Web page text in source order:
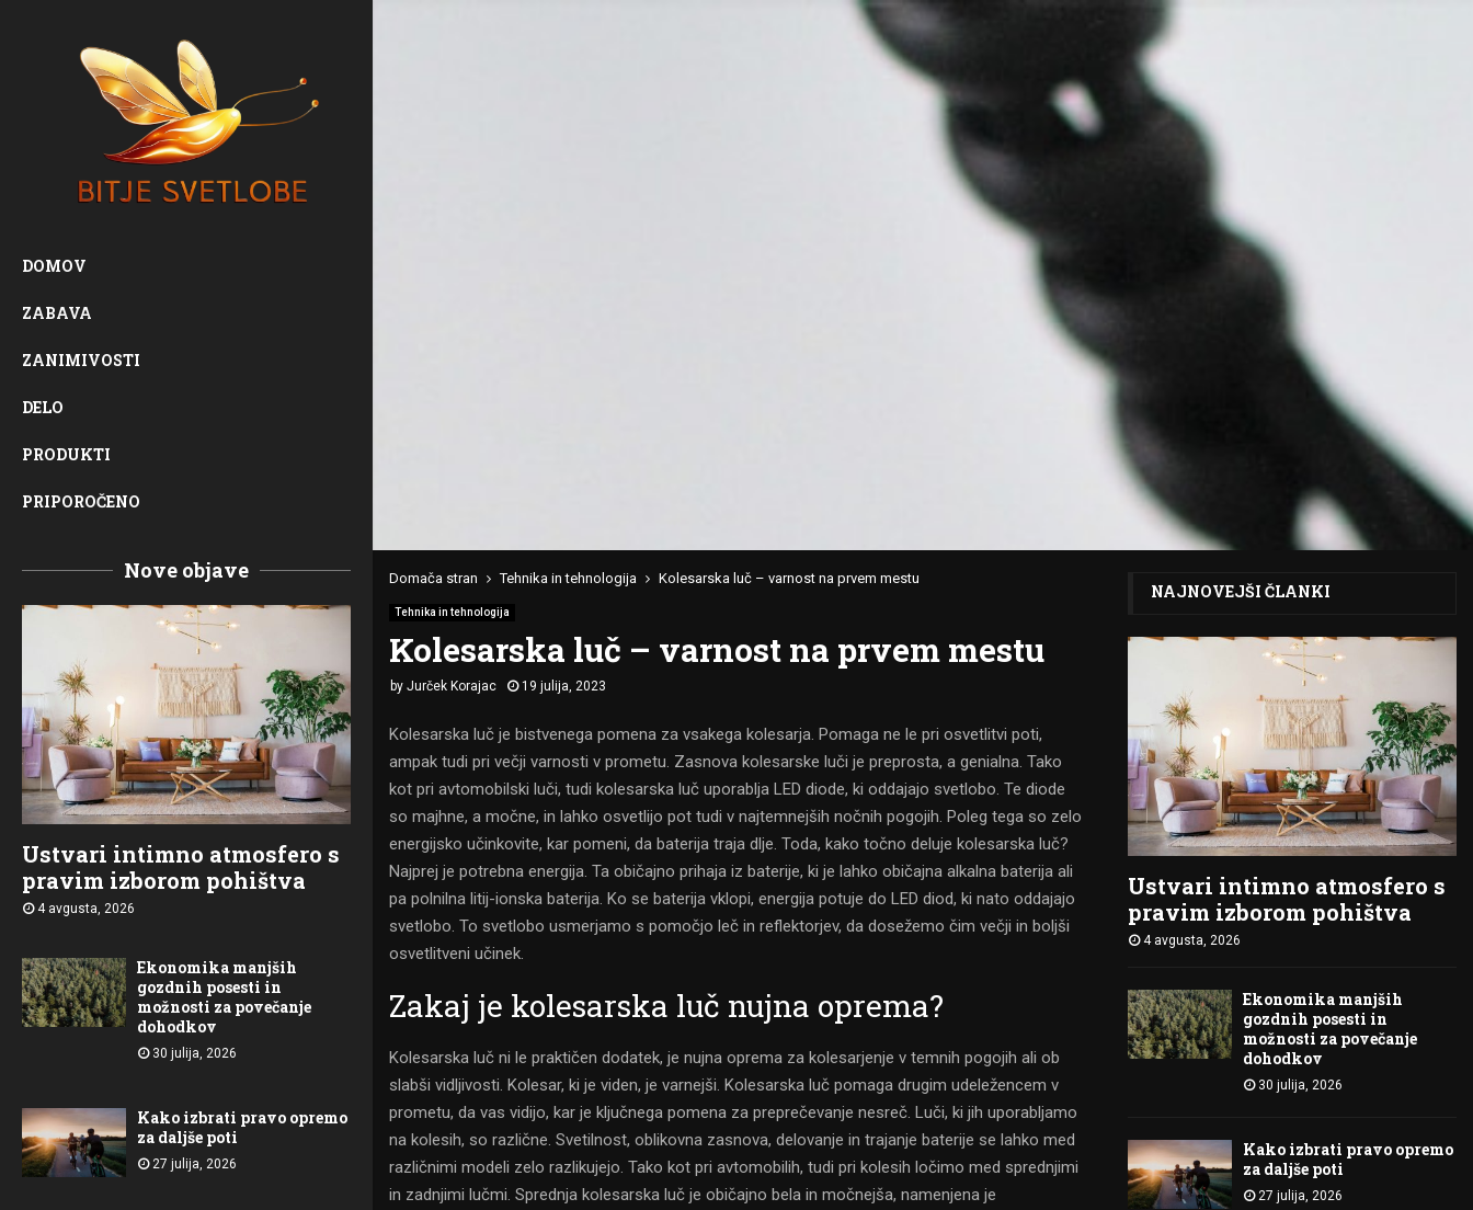
DOMOV
ZABAVA
ZANIMIVOSTI
DELO
PRODUKTI
PRIPOROČENO
Nove objave
Ustvari intimno atmosfero s
pravim izborom pohištva
4 avgusta, 2026
Ekonomika manjših
gozdnih posesti in
možnosti za povečanje
dohodkov
30 julija, 2026
Kako izbrati pravo opremo
za daljše poti
27 julija, 2026
Domača stran Tehnika in tehnologija Kolesarska luč – varnost na prvem mestu
Tehnika in tehnologija
Kolesarska luč – varnost na prvem mestu
by Jurček Korajac 19 julija, 2023
Kolesarska luč je bistvenega pomena za vsakega kolesarja. Pomaga ne le pri osvetlitvi poti,
ampak tudi pri večji varnosti v prometu. Zasnova kolesarske luči je preprosta, a genialna. Tako
kot pri avtomobilski luči, tudi kolesarska luč uporablja LED diode, ki oddajajo svetlobo. Te diode
so majhne, a močne, in lahko osvetlijo pot tudi v najtemnejših nočnih pogojih. Poleg tega so zelo
energijsko učinkovite, kar pomeni, da baterija traja dlje. Toda, kako točno deluje kolesarska luč?
Najprej je potrebna energija. Ta običajno prihaja iz baterije, ki je lahko običajna alkalna baterija ali
pa polnilna litij-ionska baterija. Ko se baterija vklopi, energija potuje do LED diod, ki nato oddajajo
svetlobo. To svetlobo usmerjamo s pomočjo leč in reflektorjev, da dosežemo čim večji in boljši
osvetlitveni učinek.
Zakaj je kolesarska luč nujna oprema?
Kolesarska luč ni le praktičen dodatek, je nujna oprema za kolesarjenje v temnih pogojih ali ob
slabši vidljivosti. Kolesar, ki je viden, je varnejši. Kolesarska luč pomaga drugim udeležencem v
prometu, da vas vidijo, kar je ključnega pomena za preprečevanje nesreč. Luči, ki jih uporabljamo
na kolesih, so različne. Svetilnost, oblikovna zasnova, delovanje in trajanje baterije se lahko med
različnimi modeli zelo razlikujejo. Tako kot pri avtomobilih, tudi pri kolesih ločimo med sprednjimi
in zadnjimi lučmi. Sprednja kolesarska luč je običajno bela in močnejša, namenjena je
NAJNOVEJŠI ČLANKI
Ustvari intimno atmosfero s
pravim izborom pohištva
4 avgusta, 2026
Ekonomika manjših
gozdnih posesti in
možnosti za povečanje
dohodkov
30 julija, 2026
Kako izbrati pravo opremo
za daljše poti
27 julija, 2026